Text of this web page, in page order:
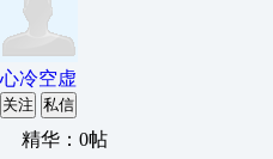
心冷空虚
关注 私信
精华：0帖